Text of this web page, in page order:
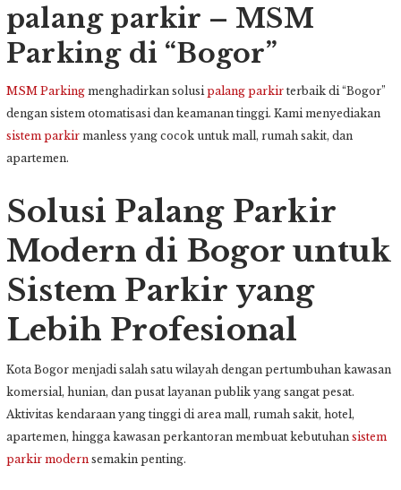
palang parkir – MSM
Parking di “Bogor”
MSM Parking menghadirkan solusi palang parkir terbaik di “Bogor”
dengan sistem otomatisasi dan keamanan tinggi. Kami menyediakan
sistem parkir manless yang cocok untuk mall, rumah sakit, dan
apartemen.
Solusi Palang Parkir
Modern di Bogor untuk
Sistem Parkir yang
Lebih Profesional
Kota Bogor menjadi salah satu wilayah dengan pertumbuhan kawasan
komersial, hunian, dan pusat layanan publik yang sangat pesat.
Aktivitas kendaraan yang tinggi di area mall, rumah sakit, hotel,
apartemen, hingga kawasan perkantoran membuat kebutuhan sistem
parkir modern semakin penting.